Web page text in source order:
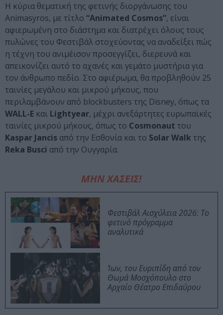
Η κύρια θεματική της φετινής διοργάνωσης του
Animasyros, με τίτλο “Animated Cosmos”, είναι
αφιερωμένη στο διάστημα και διατρέχει όλους τους
πυλώνες του Φεστιβάλ στοχεύοντας να αναδείξει πώς
η τέχνη του ανιμέισον προσεγγίζει, διερευνά και
απεικονίζει αυτό το αχανές και γεμάτο μυστήρια για
τον άνθρωπο πεδίο. Στο αφιέρωμα, θα προβληθούν 25
ταινίες μεγάλου και μικρού μήκους, που
περιλαμβάνουν από blockbusters της Disney, όπως τα
WALL-E και Lightyear, μέχρι ανεξάρτητες ευρωπαϊκές
ταινίες μικρού μήκους, όπως το Cosmonaut του
Kaspar Jancis από την Εσθονία και το Solar Walk της
Reka Busci από την Ουγγαρία.
ΜΗΝ ΧΑΣΕΙΣ!
Φεστιβάλ Αισχύλεια 2026: Το
φετινό πρόγραμμα
αναλυτικά
Ίων, του Ευριπίδη από τον
Θωμά Μοσχόπουλο στο
Αρχαίο Θέατρο Επιδαύρου